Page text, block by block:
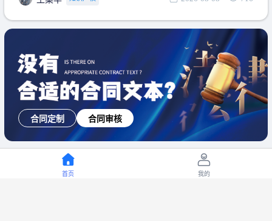
无效再审改判可以执行回转 【承办律
师】 王梨华 浙江杭知桥律师事务所 【案
民再2
合同定制 合同审核
首页 我的